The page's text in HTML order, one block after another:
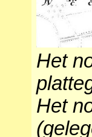
Het
Het